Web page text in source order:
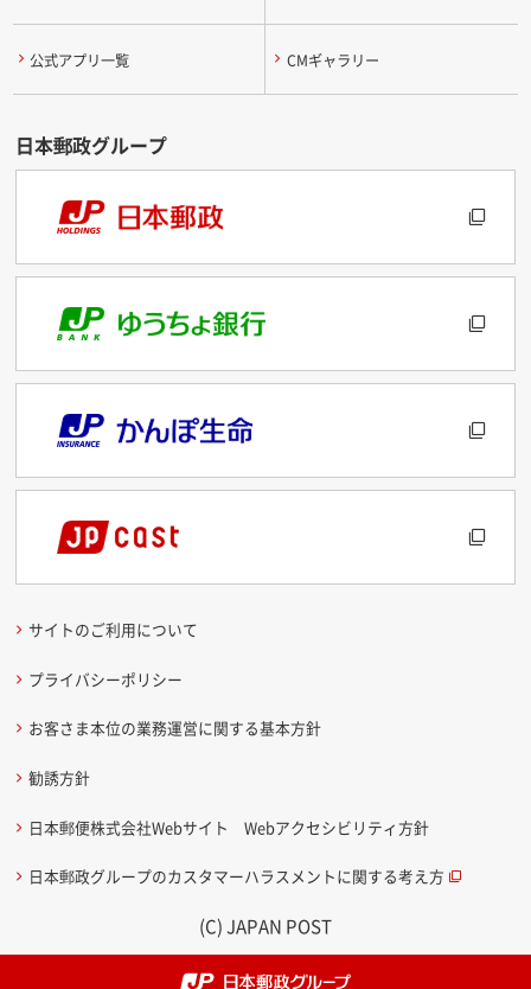
公式アプリ一覧 CMギャラリー
サイトのご利用について
プライバシーポリシー
お客さま本位の業務運営に関する基本方針
勧誘方針
日本郵便株式会社Webサイト Webアクセシビリティ方針
日本郵政グループのカスタマーハラスメントに関する考え方
(C) JAPAN POST